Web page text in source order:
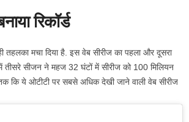
रिकॉर्ड
तहलका मचा दिया है. इस वेब सीरीज का पहला और दूसरा
तीसरे सीजन ने महज 32 घंटों में सीरीज को 100 मिलियन
कि ये ओटीटी पर सबसे अधिक देखी जाने वाली वेब सीरीज